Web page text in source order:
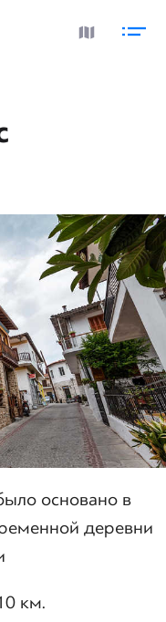
основано в
деревни
км.